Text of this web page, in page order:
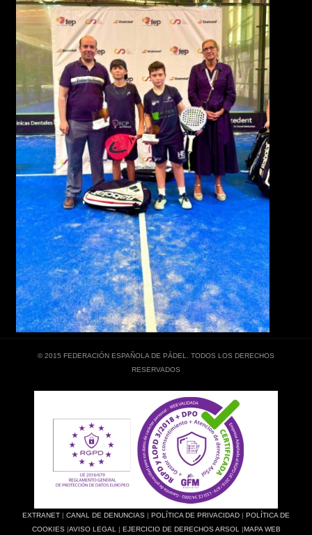
© 2015 FEDERACIÓN ESPAÑOLA DE PÁDEL. TODOS LOS DERECHOS
RESERVADOS
EXTRANET | CANAL DE DENUNCIAS | POLÍTICA DE PRIVACIDAD | POLÍTICA DE
COOKIES|AVISO LEGAL | EJERCICIO DE DERECHOS ARSOL |MAPA WEB